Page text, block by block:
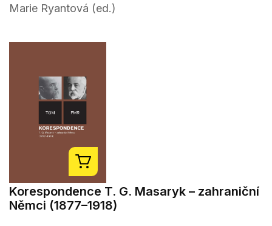
Marie Ryantová (ed.)
Korespondence T. G. Masaryk – zahraniční
Němci (1877–1918)